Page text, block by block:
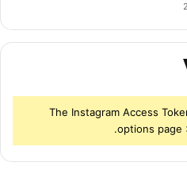
The Instagram Access
options page